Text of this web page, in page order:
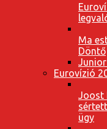
Ma
Döntő
Eurovízió
Joost
ügy